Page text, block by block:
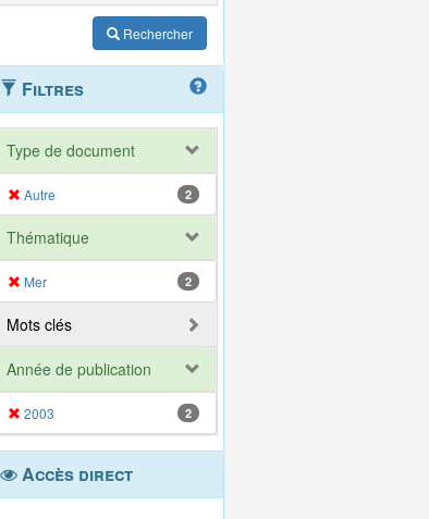
Rechercher
Filtres
Type de document
Autre 2
Thématique
Mer 2
Mots clés
Année de publication
2003 2
Accès direct